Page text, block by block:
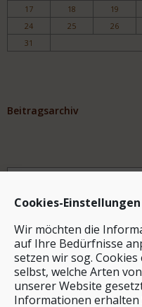
Cookies-Einstellungen
Wir möchten die
auf Ihre Bedürfnisse
setzen wir sog. Cookies
selbst, welche Arten
unserer Website
Informationen erhalten
17
18 19
24
25 26
31
Beitragsarchiv
Archiv
Stichwortsuche